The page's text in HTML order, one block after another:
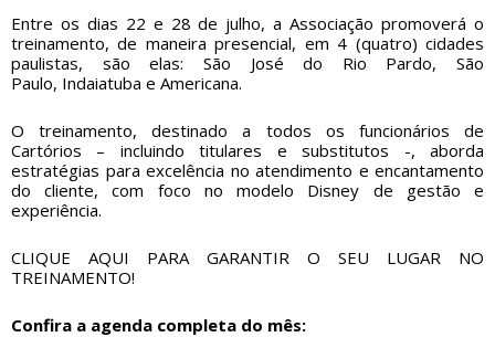
Entre os dias 22 e 28 de julho, a Associação promoverá o
treinamento, de maneira presencial, em 4 (quatro) cidades
paulistas, são elas: São José do Rio Pardo, São
Paulo, Indaiatuba e Americana.
O treinamento, destinado a todos os funcionários de
Cartórios – incluindo titulares e substitutos -, aborda
estratégias para excelência no atendimento e encantamento
do cliente, com foco no modelo Disney de gestão e
experiência.
CLIQUE AQUI PARA GARANTIR O SEU LUGAR NO
TREINAMENTO!
Confira a agenda completa do mês: